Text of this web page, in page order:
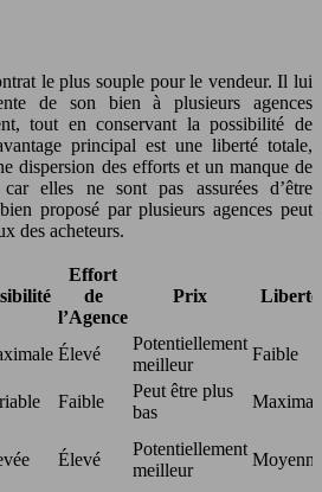
le plus souple pour le vendeur. Il lui
de son bien à plusieurs agences
tout en conservant la possibilité de
principal est une liberté totale,
dispersion des efforts et un manque de
elles ne sont pas assurées d’être
proposé par plusieurs agences peut
des acheteurs.
Effort
de
l’Agence
Prix Liberté
Élevé
Potentiellement
meilleur
Faible
Faible
Peut être plus
bas
Élevé
Potentiellement
meilleur
Moyenne